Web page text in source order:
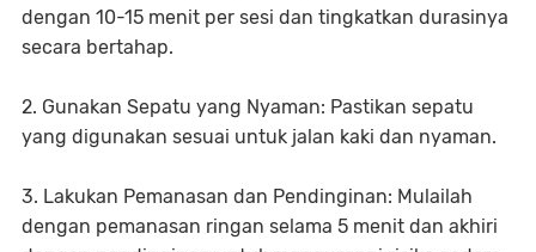
dengan 10-15 menit per sesi dan tingkatkan durasinya
secara bertahap.
2. Gunakan Sepatu yang Nyaman: Pastikan sepatu
yang digunakan sesuai untuk jalan kaki dan nyaman.
3. Lakukan Pemanasan dan Pendinginan: Mulailah
dengan pemanasan ringan selama 5 menit dan akhiri